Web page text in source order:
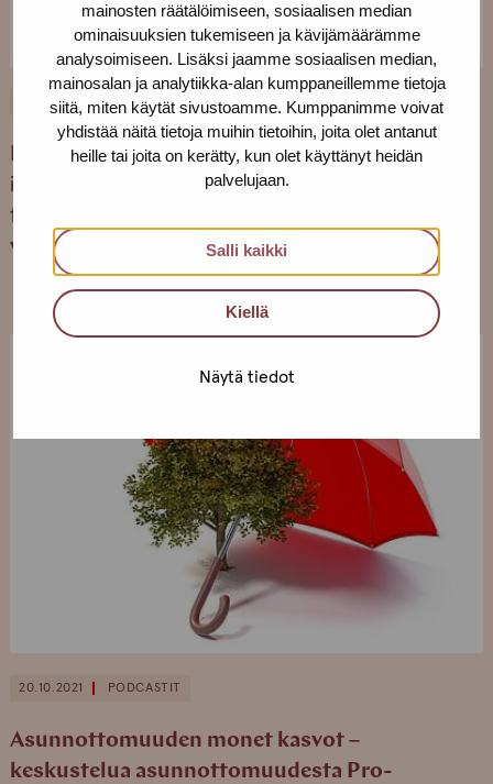
mainosten räätälöimiseen, sosiaalisen median
ominaisuuksien tukemiseen ja kävijämäärämme
analysoimiseen. Lisäksi jaamme sosiaalisen median,
mainosalan ja analytiikka-alan kumppaneillemme tietoja
siitä, miten käytät sivustoamme. Kumppanimme voivat
yhdistää näitä tietoja muihin tietoihin, joita olet antanut
heille tai joita on kerätty, kun olet käyttänyt heidän
palvelujaan.
Salli kaikki
Kiellä
Näytä tiedot
21.10.2021 PODCASTIT
Prostituutio-leima ja poliisin pelko – puhetta
ihmiskaupparikosten tunnistamisen ja
tutkinnan haasteista. EU:n ihmiskaupan
vastainen päivä 18.10.2021
20.10.2021 PODCASTIT
Asunnottomuuden monet kasvot –
keskustelua asunnottomuudesta Pro-